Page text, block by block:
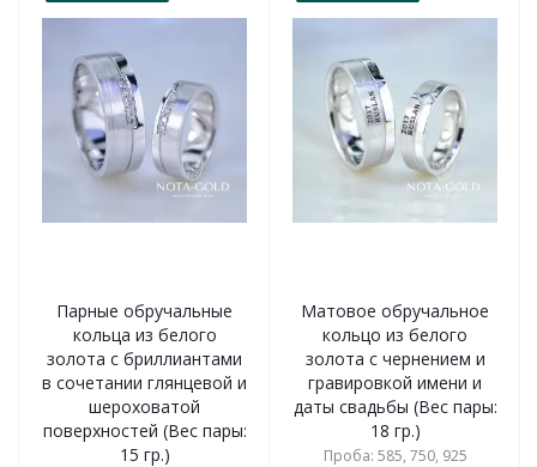
Парные обручальные
кольца из белого
золота с бриллиантами
в сочетании глянцевой и
шероховатой
поверхностей (Вес пары:
15 гр.)
Матовое обручальное
кольцо из белого
золота с чернением и
гравировкой имени и
даты свадьбы (Вес пары:
18 гр.)
Проба: 585, 750, 925